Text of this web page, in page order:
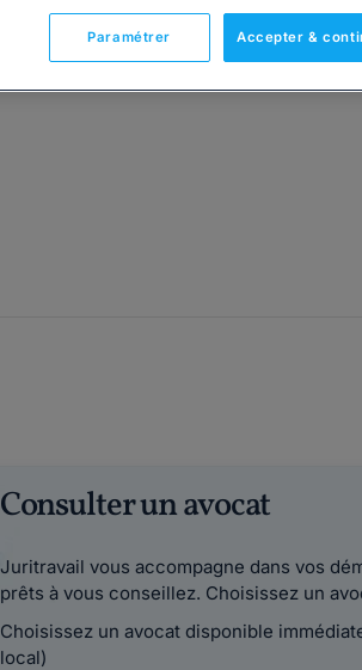
Consulter un avocat
Juritravail vous accompagne dans vos
prêts à vous conseillez. Choisissez un
Choisissez un avocat disponible
local)
Accepter &
Paramétrer